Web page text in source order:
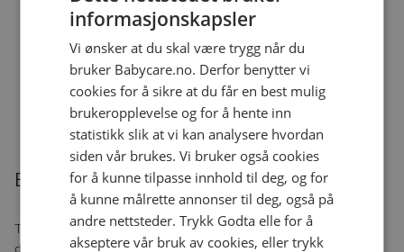
Beskrivelse
Thule Elm har det eksklusive Thule Impact Protection System,
designet for å gi altomfattende sikkerhet for barnet ditt. I tillegg
Blue
kr 3 499,00
kr 3 499,00
informasjonskapsler
Vi ønsker at du skal være trygg når du
bruker Babycare.no. Derfor benytter vi
cookies for å sikre at du får en best mulig
brukeropplevelse og for å hente inn
statistikk slik at vi kan analysere hvordan
siden vår brukes. Vi bruker også cookies
for å kunne tilpasse innhold til deg, og for
å kunne målrette annonser til deg, også på
andre nettsteder. Trykk Godta elle for å
akseptere vår bruk av cookies, eller trykk